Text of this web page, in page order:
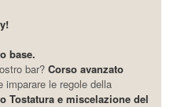
base.
bar?Corso avanzato
imparare le regole della
Tostatura e miscelazione del